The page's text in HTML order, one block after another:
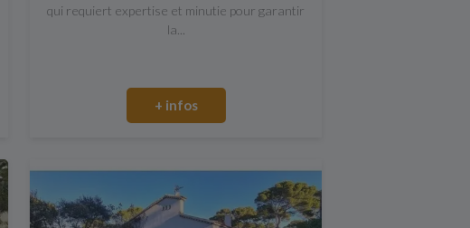
qui requiert expertise et minutie pour garantir
la...
+ infos